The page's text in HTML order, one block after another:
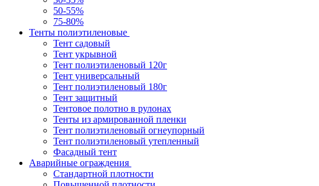
50-55%
75-80%
Тенты полиэтиленовые
Тент садовый
Тент укрывной
Тент полиэтиленовый 120г
Тент универсальный
Тент полиэтиленовый 180г
Тент защитный
Тентовое полотно в рулонах
Тенты из армированной пленки
Тент полиэтиленовый огнеупорный
Тент полиэтиленовый утепленный
Фасадный тент
Аварийные ограждения
Стандартной плотности